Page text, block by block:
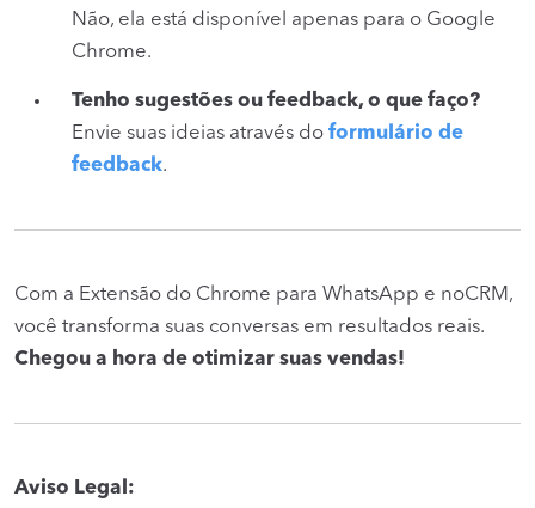
Não, ela está disponível apenas para o Google
Chrome.
Tenho sugestões ou feedback, o que faço?
Envie suas ideias através do formulário de
feedback.
Com a Extensão do Chrome para WhatsApp e noCRM,
você transforma suas conversas em resultados reais.
Chegou a hora de otimizar suas vendas!
Aviso Legal: